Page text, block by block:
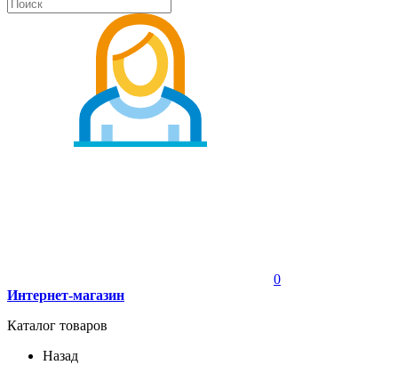
0
Интернет-магазин
Каталог товаров
Назад